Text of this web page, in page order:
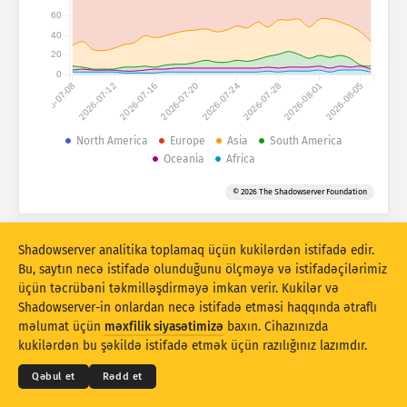
Yardım
Ölkələr
Məlumat toplusu
Üst-üstə düşür
Yenilə Sıfırla
PNG kimi endirin
2026-07-082026-07-122026-07-162026-07-202026-07-242026-07-282026-08-012026-08-05
0
20
40
60
North America Europe Asia
South America
Oceania
Africa
© 2026 The Shadowserver Foundation
© 2026THE SHADOWSERVER FOUNDATION
Məxfilik və Şərtlər
Bizimlə əlaqə saxlayın
Kreditlər
Shadowserver analitika toplamaq üçün kukilərdən istifadə edir.
Bu, saytın necə istifadə olunduğunu ölçməyə və istifadəçilərimiz
üçün təcrübəni təkmilləşdirməyə imkan verir. Kukilər və
Shadowserver-in onlardan necə istifadə etməsi haqqında ətraflı
məlumat üçün məxfilik siyasətimizə baxın. Cihazınızda
kukilərdən bu şəkildə istifadə etmək üçün razılığınız lazımdır.
Qəbul et Rədd et